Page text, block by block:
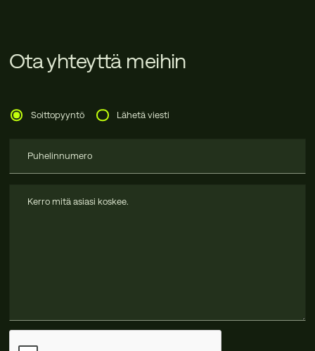
Ota yhteyttä meihin
Soittopyyntö Lähetä viesti